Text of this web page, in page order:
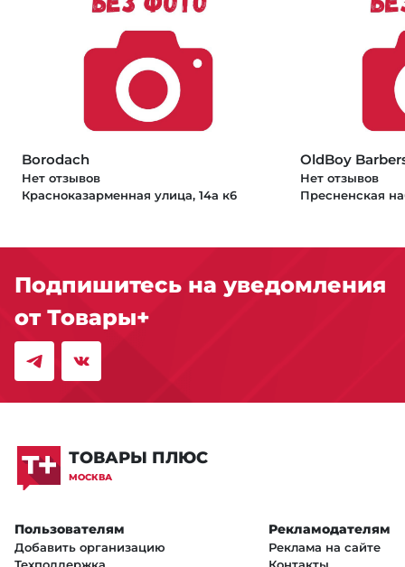
Borodach
Нет отзывов
Красноказарменная улица, 14а к6
OldBoy
Нет отзывов
Пресненская
Подпишитесь на уведомления
от Товары+
ТОВАРЫ ПЛЮС
МОСКВА
Пользователям
Добавить организацию
Рекламодателям
Реклама на сайте